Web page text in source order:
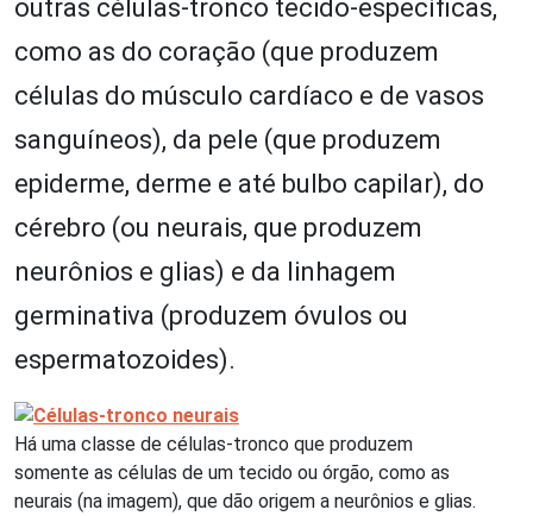
outras células-tronco tecido-específicas,
como as do coração (que produzem
células do músculo cardíaco e de vasos
sanguíneos), da pele (que produzem
epiderme, derme e até bulbo capilar), do
cérebro (ou neurais, que produzem
neurônios e glias) e da linhagem
germinativa (produzem óvulos ou
espermatozoides).
Há uma classe de células-tronco que produzem
somente as células de um tecido ou órgão, como as
neurais (na imagem), que dão origem a neurônios e glias.